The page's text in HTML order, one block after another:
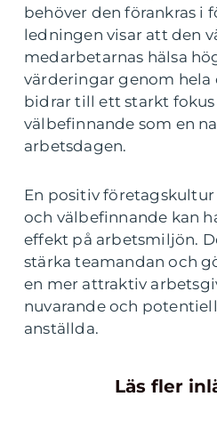
behöver den förankras i
ledningen visar att den
medarbetarnas hälsa
värderingar genom hela
bidrar till ett starkt fokus
välbefinnande som en
arbetsdagen.
En positiv
och välbefinnande kan
effekt på arbetsmiljön.
stärka teamandan och
en mer attraktiv
nuvarande och
anställda.
Läs fler